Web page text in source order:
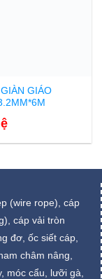
GIÁO
(wire rope), cáp
cáp vải tròn
đơ, ốc siết cáp,
châm nâng,
móc cẩu, lưỡi gà,